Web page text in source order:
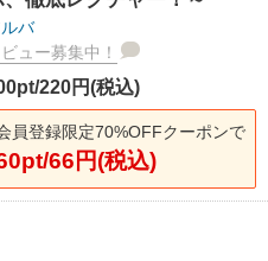
バ
ュー募集中！
220円(税込)
員登録限定70%OFFクーポンで
66円(税込)